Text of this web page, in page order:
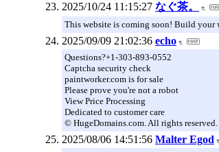
2025/10/24 11:15:27 なぐ茶。
This website is coming soon! Build your
2025/09/09 21:02:36 echo
Questions?+1-303-893-0552
Captcha security check
paintworker.com is for sale
Please prove you're not a robot
View Price Processing
Dedicated to customer care
© HugeDomains.com. All rights reserved.
2025/08/06 14:51:56 Malter Egod